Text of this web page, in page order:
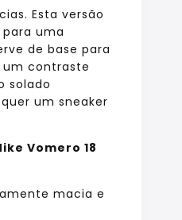
Esta versão
uma
de base para
contraste
solado
um sneaker
Vomero 18
macia e